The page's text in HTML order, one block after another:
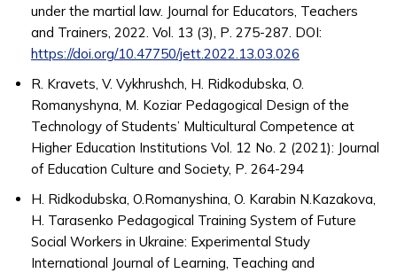
under the martial law. Journal for Educators, Teachers
and Trainers, 2022. Vol. 13 (3), Р. 275-287. DOI:
https://doi.org/10.47750/jett.2022.13.03.026
R. Kravets, V. Vykhrushch, H. Ridkodubska, O.
Romanyshynа, M. Koziar Pedagogical Design of the
Technology of Students’ Multicultural Competence at
Higher Education Institutions Vol. 12 No. 2 (2021): Journal
of Education Culture and Society, Р. 264-294
H. Ridkodubska, O.Romanyshіnа, O. Karabin N.Kazakova,
H. Tarasenko Pedagogical Training System of Future
Social Workers in Ukraine: Experimental Study
International Journal of Learning, Teaching and